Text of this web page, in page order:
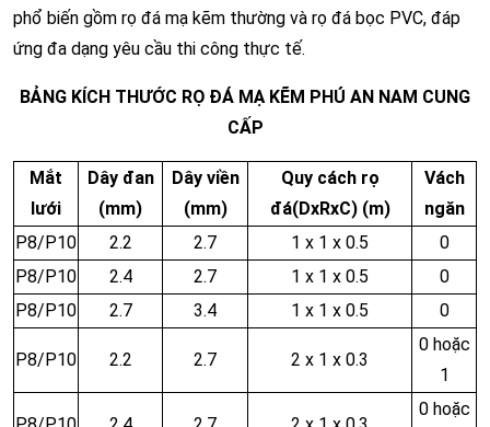
phổ biến gồm rọ đá mạ kẽm thường và rọ đá bọc PVC, đáp
ứng đa dạng yêu cầu thi công thực tế.
BẢNG KÍCH THƯỚC RỌ ĐÁ MẠ KẼM PHÚ AN NAM CUNG
CẤP
Mắt
lưới
Dây đan
(mm)
Dây viền
(mm)
Quy cách rọ
đá(DxRxC) (m)
Vách
ngăn
P8/P10
2.2 2.7 1 x 1 x 0.5
0
P8/P10
2.4 2.7 1 x 1 x 0.5
0
P8/P10
2.7 3.4 1 x 1 x 0.5 0
P8/P10 2.2 2.7 2 x 1 x 0.3
0 hoặc
1
0 hoặc